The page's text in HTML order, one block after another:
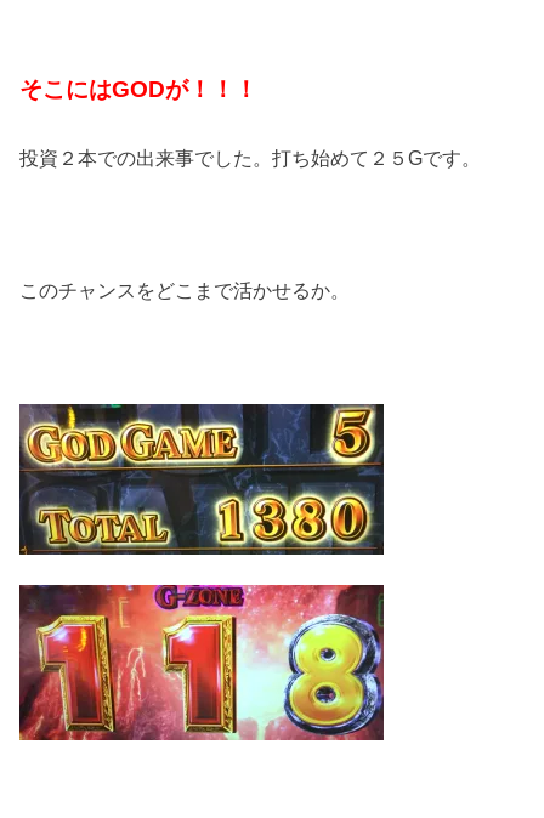
そこにはGODが！！！
投資２本での出来事でした。打ち始めて２５Gです。
このチャンスをどこまで活かせるか。